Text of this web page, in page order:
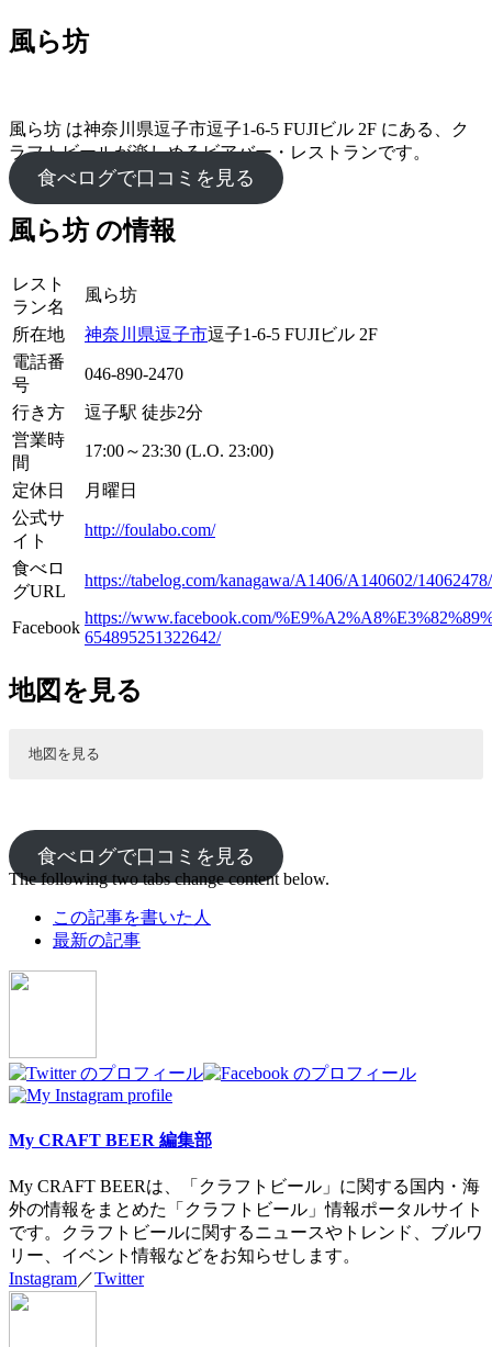
風ら坊
風ら坊 は神奈川県逗子市逗子1-6-5 FUJIビル 2F にある、ク
ラフトビールが楽しめるビアバー・レストランです。
食べログで口コミを見る
風ら坊 の情報
レスト
ラン名
風ら坊
所在地 神奈川県逗子市逗子1-6-5 FUJIビル 2F
電話番
号
046-890-2470
行き方
逗子駅 徒歩2分
営業時
間
17:00～23:30 (L.O. 23:00)
定休日
月曜日
公式サ
イト
http://foulabo.com/
食べロ
グURL
https://tabelog.com/kanagawa/A1406/A140602/14062478/
Facebook
https://www.facebook.com/
654895251322642/
地図を見る
地図を見る
食べログで口コミを見る
The following two tabs change content below.
この記事を書いた人
最新の記事
My CRAFT BEER 編集部
My CRAFT BEERは、「クラフトビール」に関する国内・海
外の情報をまとめた「クラフトビール」情報ポータルサイト
です。クラフトビールに関するニュースやトレンド、ブルワ
リー、イベント情報などをお知らせします。
Instagram／Twitter